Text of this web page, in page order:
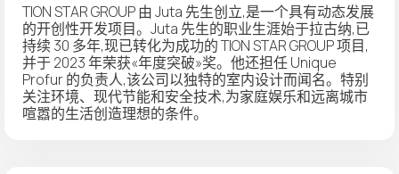
TION STAR GROUP 由 Juta 先生创立,是一个具有动态发展
的开创性开发项目。Juta 先生的职业生涯始于拉古纳,已
持续 30 多年,现已转化为成功的 TION STAR GROUP 项目,
并于 2023 年荣获«年度突破»奖。他还担任 Unique
Profur 的负责人,该公司以独特的室内设计而闻名。特别
关注环境、现代节能和安全技术,为家庭娱乐和远离城市
喧嚣的生活创造理想的条件。